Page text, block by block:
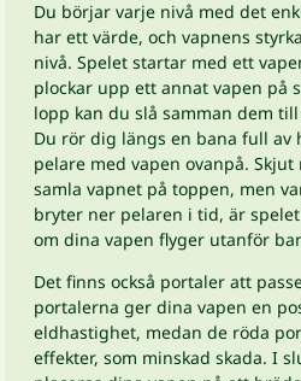
Du börjar varje nivå med det
har ett värde, och vapnens
nivå. Spelet startar med ett
plockar upp ett annat vapen på
lopp kan du slå samman dem
Du rör dig längs en bana full av
pelare med vapen ovanpå.
samla vapnet på toppen, men
bryter ner pelaren i tid, är
om dina vapen flyger utanför
Det finns också portaler att
portalerna ger dina vapen en
eldhastighet, medan de röda
effekter, som minskad skada. I